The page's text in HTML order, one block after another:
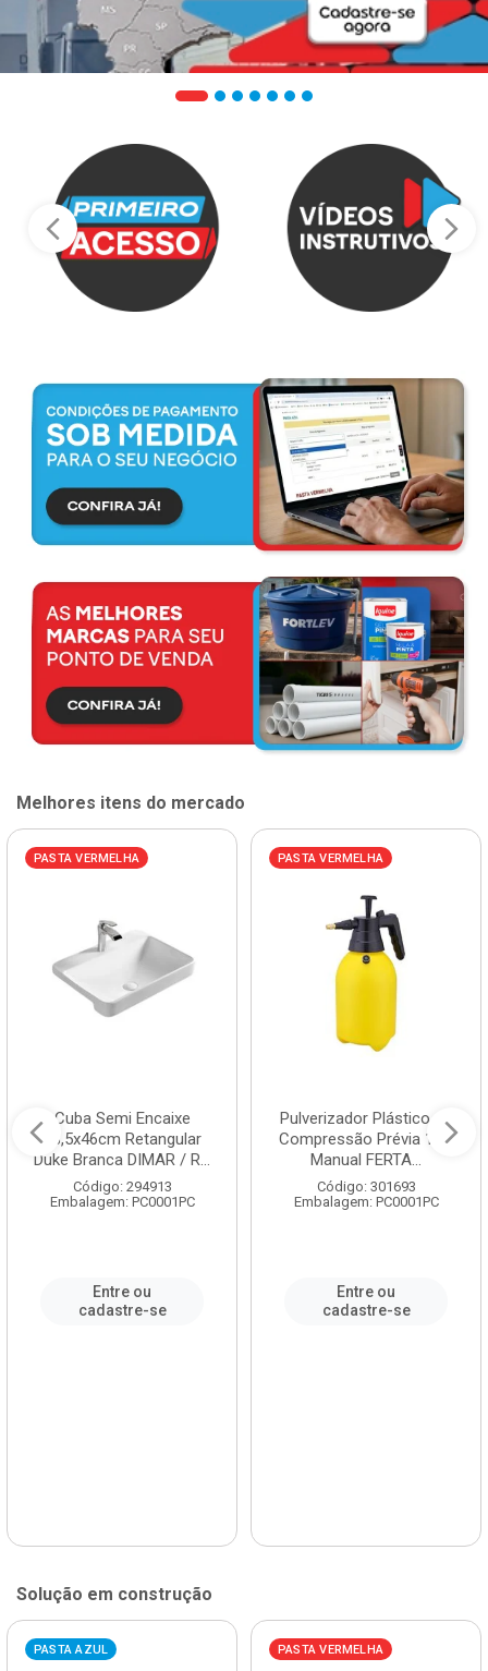
Melhores itens do mercado
PASTA VERMELHA
Cuba Semi Encaixe
58,5x46cm Retangular
Duke Branca DIMAR / R...
Código: 294913
Embalagem: PC0001PC
Entre ou
cadastre-se
PASTA VERMELHA
Pulverizador Plástico de
Compressão Prévia 1,5L
Manual FERTA...
Código: 301693
Embalagem: PC0001PC
Entre ou
cadastre-se
Solução em construção
PASTA AZUL PASTA VERMELHA